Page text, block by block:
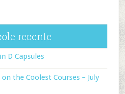
recente
D Capsules
the Coolest Courses – July